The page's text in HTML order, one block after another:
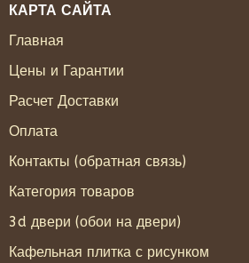
КАРТА САЙТА
Главная
Цены и Гарантии
Расчет Доставки
Оплата
Контакты (обратная связь)
Категория товаров
3d двери (обои на двери)
Кафельная плитка с рисунком